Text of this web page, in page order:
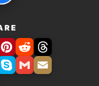
Pinterest
RedditThreads
SkypeGmailE-